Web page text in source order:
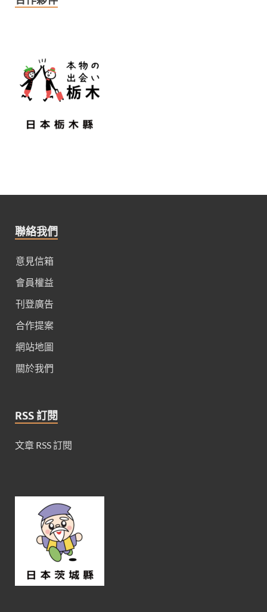
聯絡我們
意見信箱
會員權益
刊登廣告
合作提案
網站地圖
關於我們
RSS 訂閱
文章 RSS 訂閱